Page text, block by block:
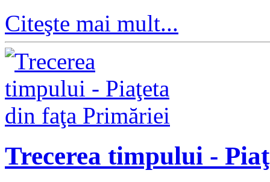
Citeşte mai mult...
Trecerea timpului -